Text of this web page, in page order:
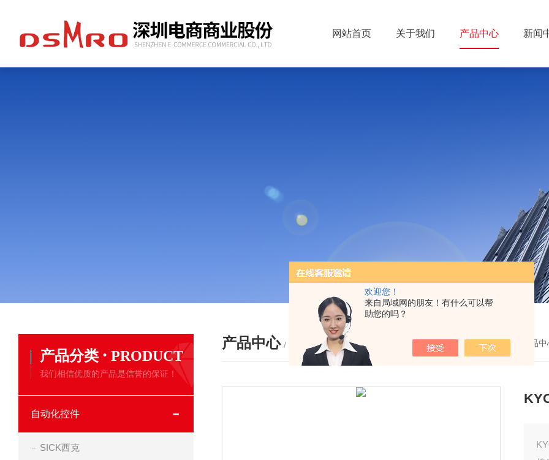
欢迎您！
来自局域网的朋友！有什么可以帮
助您的吗？
网站首页 关于我们 产品中心 新闻
产品分类 · PRODUCT
我们相信优质的产品是信誉的保证！
自动化控件
SICK西克
产品中心 / PRODUCTS 您的位置：首页 - 产品